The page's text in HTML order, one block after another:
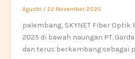
Agustri / 22 November 2025
palembang, SKYNET Fiber
2025 di bawah naungan PT.
dan terus berkembang sebagai